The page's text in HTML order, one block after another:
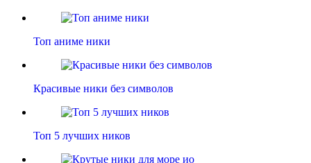
Топ аниме ники
Красивые ники без символов
Топ 5 лучших ников